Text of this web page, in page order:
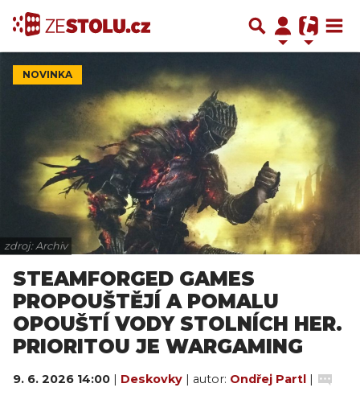
NOVINKA
zdroj: Archiv
STEAMFORGED GAMES
PROPOUŠTĚJÍ A POMALU
OPOUŠTÍ VODY STOLNÍCH HER.
PRIORITOU JE WARGAMING
9. 6. 2026 14:00 | Deskovky | autor: Ondřej Partl |